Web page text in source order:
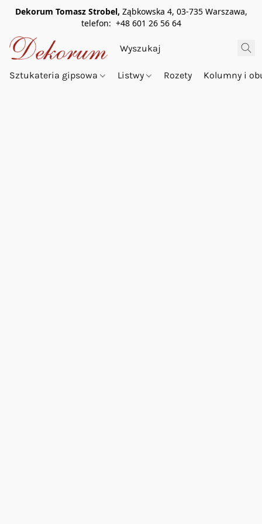
Dekorum Tomasz Strobel, Ząbkowska 4, 03-735 Warszawa,
telefon: +48 601 26 56 64
Sztukateria gipsowa Listwy Rozety Kolumny i